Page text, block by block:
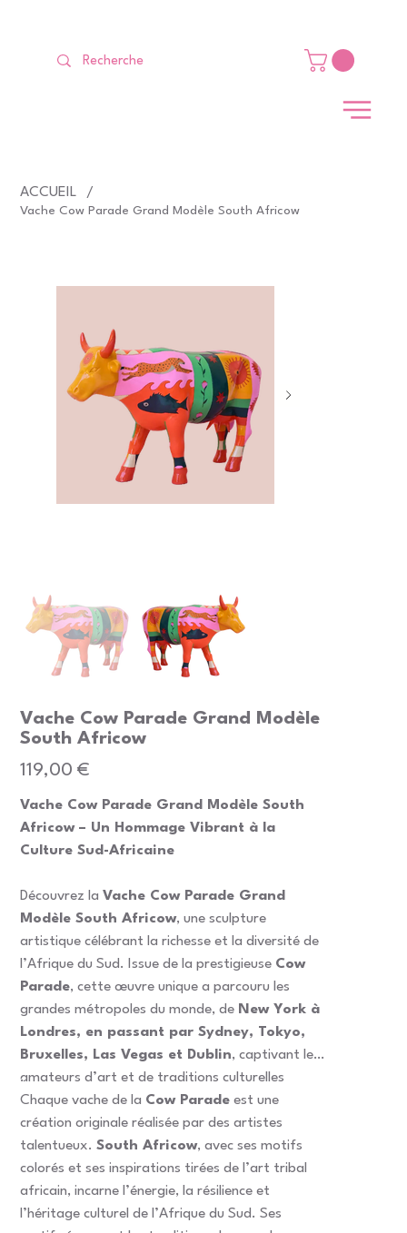
ACCUEIL /
Vache Cow Parade Grand Modèle South Africow
Vache Cow Parade Grand Modèle
South Africow
Prix
119,00 €
Vache Cow Parade Grand Modèle South
Africow – Un Hommage Vibrant à la
Culture Sud-Africaine
Découvrez laVache Cow Parade Grand
Modèle South Africow, une sculpture
artistique célébrant la richesse et la diversité de
l’Afrique du Sud. Issue de la prestigieuse Cow
Parade, cette œuvre unique a parcouru les
grandes métropoles du monde, de New York à
Londres, en passant par Sydney, Tokyo,
Bruxelles, Las Vegas et Dublin, captivant les
amateurs d’art et de traditions culturelles
.
Chaque vache de la Cow Parade est une
création originale réalisée par des artistes
talentueux.South Africow, avec ses motifs
colorés et ses inspirations tirées de l’art tribal
africain, incarne l’énergie, la résilience et
l’héritage culturel de l’Afrique du Sud. Ses